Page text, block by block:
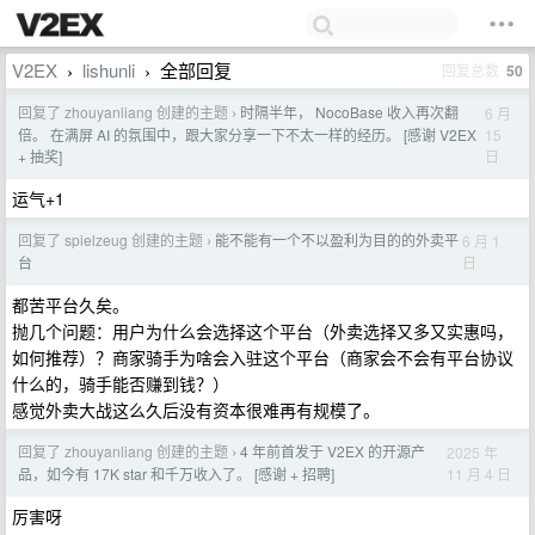
V2EX › lishunli › 全部回复 回复总数 50
回复了 zhouyanliang 创建的主题 › 时隔半年， NocoBase 收入再次翻
倍。 在满屏 AI 的氛围中，跟大家分享一下不太一样的经历。 [感谢 V2EX
+ 抽奖]
6 月
15
日
运气+1
回复了 spielzeug 创建的主题 › 能不能有一个不以盈利为目的的外卖平
台
6 月 1
日
都苦平台久矣。
抛几个问题：用户为什么会选择这个平台（外卖选择又多又实惠吗，
如何推荐）？商家骑手为啥会入驻这个平台（商家会不会有平台协议
什么的，骑手能否赚到钱？）
感觉外卖大战这么久后没有资本很难再有规模了。
回复了 zhouyanliang 创建的主题 › 4 年前首发于 V2EX 的开源产
品，如今有 17K star 和千万收入了。 [感谢 + 招聘]
2025 年
11 月 4 日
厉害呀